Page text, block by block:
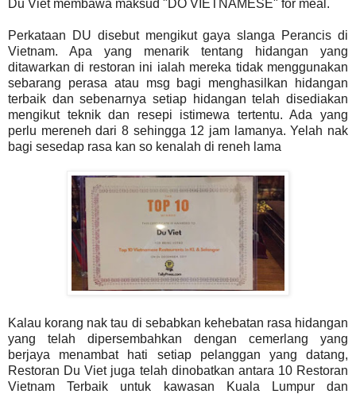
Du Viet membawa maksud "DO VIETNAMESE" for meal.
Perkataan DU disebut mengikut gaya slanga Perancis di
Vietnam. Apa yang menarik tentang hidangan yang
ditawarkan di restoran ini ialah mereka tidak menggunakan
sebarang perasa atau msg bagi menghasilkan hidangan
terbaik dan sebenarnya setiap hidangan telah disediakan
mengikut teknik dan resepi istimewa tertentu. Ada yang
perlu mereneh dari 8 sehingga 12 jam lamanya. Yelah nak
bagi sesedap rasa kan so kenalah di reneh lama
Kalau korang nak tau di sebabkan kehebatan rasa hidangan
yang telah dipersembahkan dengan cemerlang yang
berjaya menambat hati setiap pelanggan yang datang,
Restoran Du Viet juga telah dinobatkan antara 10 Restoran
Vietnam Terbaik untuk kawasan Kuala Lumpur dan